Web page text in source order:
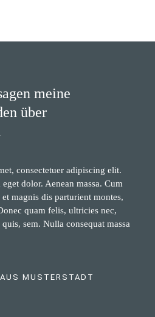
meine
über
consectetuer adipiscing elit.
dolor. Aenean massa. Cum
magnis dis parturient montes,
quam felis, ultricies nec,
sem. Nulla consequat massa
MUSTERSTADT